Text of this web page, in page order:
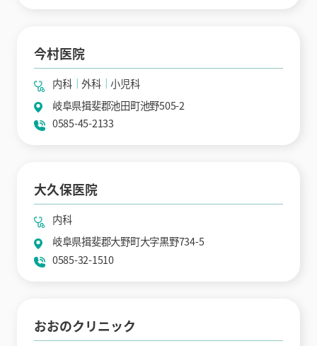
今村医院
内科 外科
小児科
岐阜県揖斐郡池田町池野505-2
0585-45-2133
大久保医院
内科
岐阜県揖斐郡大野町大字黒野734-5
0585-32-1510
おおのクリニック